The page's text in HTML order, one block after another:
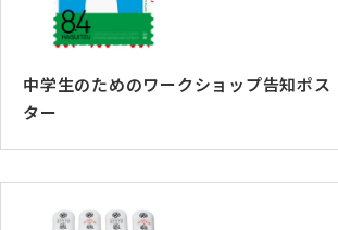
中学生のためのワークショップ告知ポス
ター